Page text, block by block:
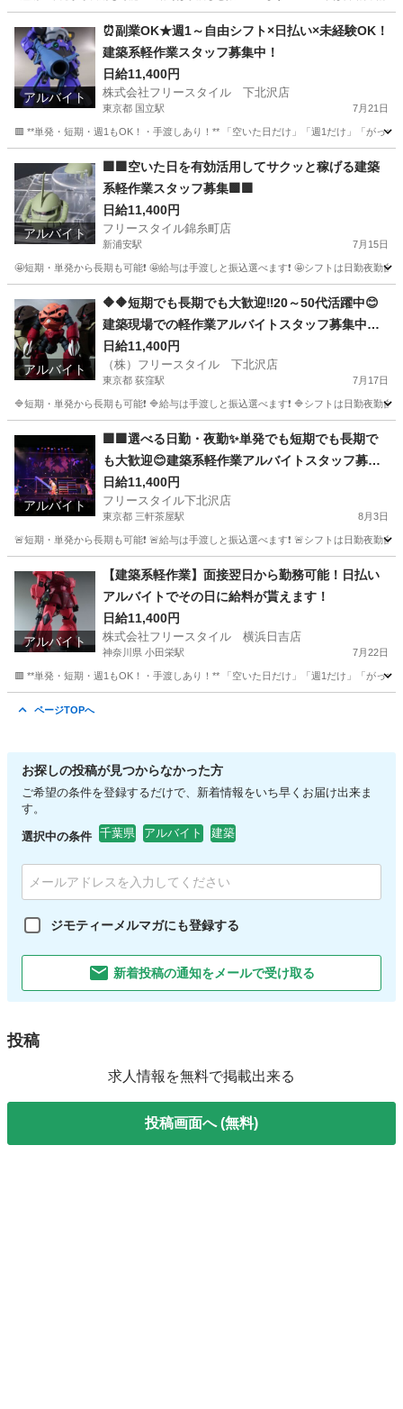
草加駅 建築 スタッフ
アルバイト
⏰副業OK★週1～自由シフト×日払い×未経験OK！
建築系軽作業スタッフ募集中！
日給11,400円
株式会社フリースタイル 下北沢店
東京都 国立駅 7月21日
🟥 **単発・短期・週1もOK！・手渡しあり！** 「空いた日だけ」「週1だけ」「がっ
国立駅 その他 スタッフ
アルバイト
🟩🟩空いた日を有効活用してサクッと稼げる建築
系軽作業スタッフ募集🟩🟩
日給11,400円
フリースタイル錦糸町店
新浦安駅 7月15日
🤩短期・単発から長期も可能❗ 🤩給与は手渡しと振込選べます❗ 🤩シフトは日勤夜勤
新浦安駅 建築 スタッフ
アルバイト
🔶🔶短期でも長期でも大歓迎‼️20～50代活躍中😊
建築現場での軽作業アルバイトスタッフ募集中🔶
🔶
日給11,400円
（株）フリースタイル 下北沢店
東京都 荻窪駅 7月17日
🔷短期・単発から長期も可能❗ 🔷給与は手渡しと振込選べます❗ 🔷シフトは日勤夜勤自
荻窪駅 建築 建築現場
アルバイト
🟩🟩選べる日勤・夜勤✨単発でも短期でも長期で
も大歓迎😊建築系軽作業アルバイトスタッフ募集
🟩🟩
日給11,400円
フリースタイル下北沢店
東京都 三軒茶屋駅 8月3日
🚨短期・単発から長期も可能❗ 🚨給与は手渡しと振込選べます❗ 🚨シフトは日勤夜勤自
三軒茶屋駅 建築 スタッフ
アルバイト
【建築系軽作業】面接翌日から勤務可能！日払い
アルバイトでその日に給料が貰えます！
日給11,400円
株式会社フリースタイル 横浜日吉店
神奈川県 小田栄駅 7月22日
🟥 **単発・短期・週1もOK！・手渡しあり！** 「空いた日だけ」「週1だけ」「がっ
ページTOPへ
お探しの投稿が見つからなかった方
ご希望の条件を登録するだけで、新着情報をいち早くお届け出来ま
す。
選択中の条件 千葉県 アルバイト 建築
ジモティーメルマガにも登録する
新着投稿の通知をメールで受け取る
投稿
求人情報を無料で掲載出来る
投稿画面へ (無料)